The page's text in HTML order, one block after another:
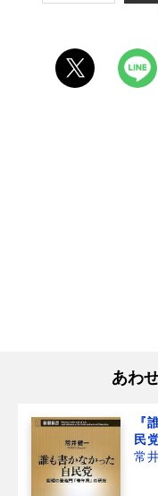
あわ
『
民
常